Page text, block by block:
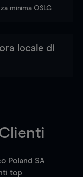
minima OSLG
locale di
Poland SA
top